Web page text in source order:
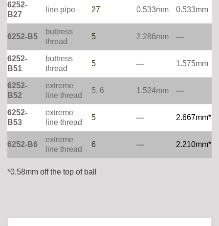
6252-
B27
line pipe 27 0.533mm 0.533mm
6252-B5
buttress
thread
5 2.286mm —
6252-
B51
buttress
thread
5 — 1.575mm
6252-
B52
extreme
line thread
5, 6 1.524mm —
6252-
B53
extreme
line thread
5 — 2.667mm*
6252-B6
extreme
line thread
6 — 2.210mm*
*0.58mm off the top of ball